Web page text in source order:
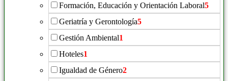
Formación, Educación y Orientación Laboral5
Geriatría y Gerontología5
Gestión Ambiental1
Hoteles1
Igualdad de Género2